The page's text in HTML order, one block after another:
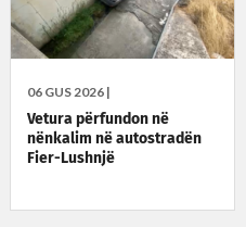
06 GUS 2026 |
Vetura përfundon në
nënkalim në autostradën
Fier-Lushnjë